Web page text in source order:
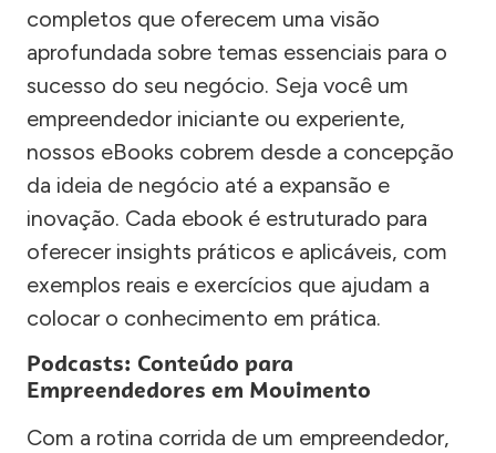
completos que oferecem uma visão
aprofundada sobre temas essenciais para o
sucesso do seu negócio. Seja você um
empreendedor iniciante ou experiente,
nossos eBooks cobrem desde a concepção
da ideia de negócio até a expansão e
inovação. Cada ebook é estruturado para
oferecer insights práticos e aplicáveis, com
exemplos reais e exercícios que ajudam a
colocar o conhecimento em prática.
Podcasts: Conteúdo para
Empreendedores em Movimento
Com a rotina corrida de um empreendedor,